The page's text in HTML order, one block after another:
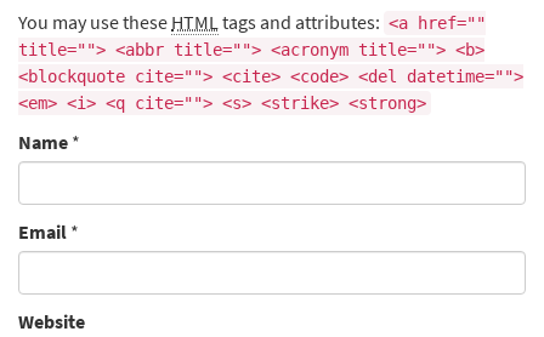
You may use these HTMLtags and attributes: <a href=""
title=""> <abbr title=""> <acronym title=""> <b>
<blockquote cite=""> <cite> <code> <del datetime="">
<em> <i> <q cite=""> <s> <strike> <strong>
Name *
Email *
Website